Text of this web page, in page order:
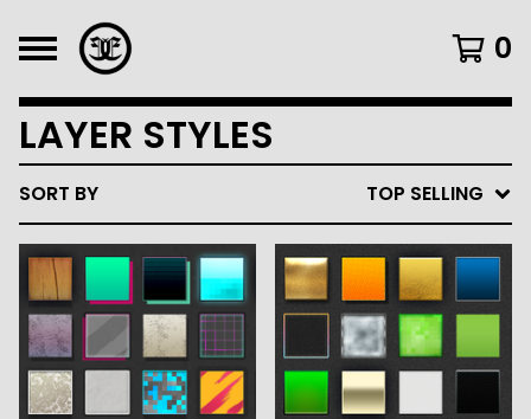
0
LAYER STYLES
SORT BY TOP SELLING